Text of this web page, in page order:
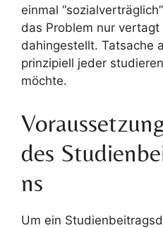
einmal
das Problem nur
dahingestellt. Tatsache
prinzipiell jeder
möchte.
des
ns
Um ein